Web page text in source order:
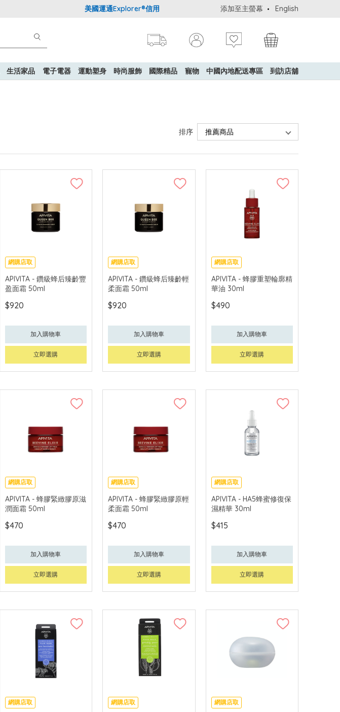
美國運通Explorer®信用卡會員購物禮遇：高達5%簽賬回贈！ 購買一般貨品(冷凍食品
添加至主螢幕 English
生活家品 電子電器 運動塑身 時尚服飾 國際精品 寵物 中國內地配送專區 到訪店舖
排序
網購店取
可中國內地配送
APIVITA - 鑽級蜂后臻齡豐
盈面霜 50ml
$920
加入購物車
立即選購
網購店取
可中國內地配送
APIVITA - 鑽級蜂后臻齡輕
柔面霜 50ml
$920
加入購物車
立即選購
網購店取
可中國內地配送
APIVITA - 蜂膠重塑輪廓精
華油 30ml
$490
加入購物車
立即選購
網購店取
可中國內地配送
APIVITA - 蜂膠緊緻膠原滋
潤面霜 50ml
$470
加入購物車
立即選購
網購店取
可中國內地配送
APIVITA - 蜂膠緊緻膠原輕
柔面霜 50ml
$470
加入購物車
立即選購
網購店取
可中國內地配送
APIVITA - HA5蜂蜜修復保
濕精華 30ml
$415
加入購物車
立即選購
網購店取
網購店取
網購店取